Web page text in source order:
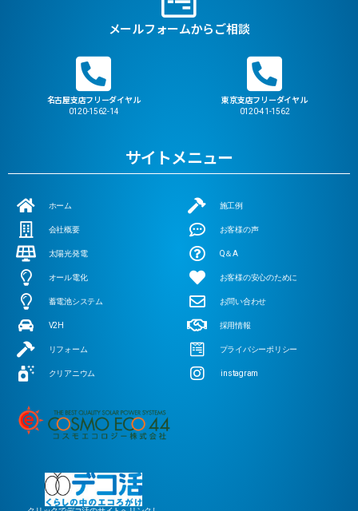
メールフォームからご相談
名古屋支店フリーダイヤル
0120-1562-14
東京支店フリーダイヤル
0120-41-1562
サイトメニュー
ホーム
会社概要
太陽光発電
オール電化
蓄電池システム
V2H
リフォーム
クリアニウム
施工例
お客様の声
Q＆A
お客様の安心のために
お問い合わせ
採用情報
プライバシーポリシー
instagram